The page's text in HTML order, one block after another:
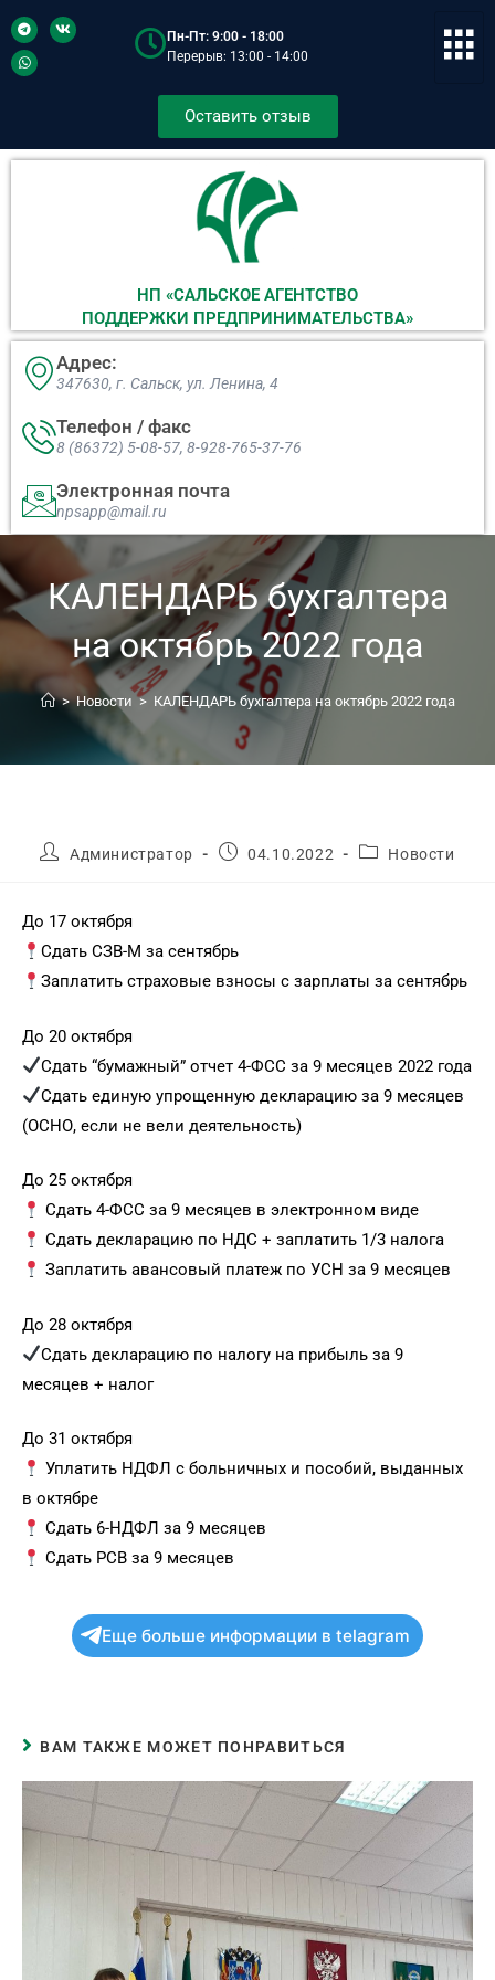
Пн-Пт: 9:00 - 18:00
Перерыв: 13:00 - 14:00
Оставить отзыв
НП «САЛЬСКОЕ АГЕНТСТВО
ПОДДЕРЖКИ ПРЕДПРИНИМАТЕЛЬСТВА»
Адрес:
347630, г. Сальск, ул. Ленина, 4​
Телефон / факс
8 (86372) 5-08-57, 8-928-765-37-76
Электронная почта
npsapp@mail.ru
КАЛЕНДАРЬ бухгалтера
на октябрь 2022 года
> Новости > КАЛЕНДАРЬ бухгалтера на октябрь 2022 года
Администратор 04.10.2022 Новости
До 17 октября
Сдать СЗВ-М за сентябрь
Заплатить страховые взносы с зарплаты за сентябрь
До 20 октября
Сдать “бумажный” отчет 4-ФСС за 9 месяцев 2022 года
Сдать единую упрощенную декларацию за 9 месяцев
(ОСНО, если не вели деятельность)
До 25 октября
Сдать 4-ФСС за 9 месяцев в электронном виде
Сдать декларацию по НДС + заплатить 1/3 налога
Заплатить авансовый платеж по УСН за 9 месяцев
До 28 октября
Сдать декларацию по налогу на прибыль за 9
месяцев + налог
До 31 октября
Уплатить НДФЛ с больничных и пособий, выданных
в октябре
Сдать 6-НДФЛ за 9 месяцев
Сдать РСВ за 9 месяцев
Еще больше информации в telagram
ВАМ ТАКЖЕ МОЖЕТ ПОНРАВИТЬСЯ